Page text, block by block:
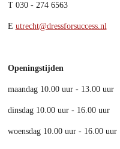
T 030 - 274 6563
E utrecht@dressforsuccess.nl
Openingstijden
maandag 10.00 uur - 13.00 uur
dinsdag 10.00 uur - 16.00 uur
woensdag 10.00 uur - 16.00 uur